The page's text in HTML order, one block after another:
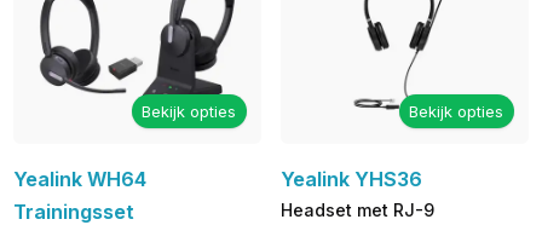
Bekijk opties
Yealink WH64
Trainingsset
Bekijk opties
Yealink YHS36
Headset met RJ-9